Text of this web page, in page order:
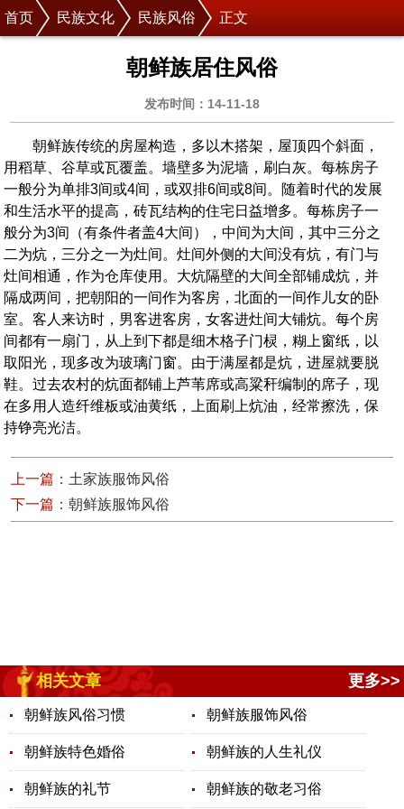
首页 民族文化 民族风俗 正文
朝鲜族居住风俗
发布时间：14-11-18
朝鲜族传统的房屋构造，多以木搭架，屋顶四个斜面，
用稻草、谷草或瓦覆盖。墙壁多为泥墙，刷白灰。每栋房子
一般分为单排3间或4间，或双排6间或8间。随着时代的发展
和生活水平的提高，砖瓦结构的住宅日益增多。每栋房子一
般分为3间（有条件者盖4大间），中间为大间，其中三分之
二为炕，三分之一为灶间。灶间外侧的大间没有炕，有门与
灶间相通，作为仓库使用。大炕隔壁的大间全部铺成炕，并
隔成两间，把朝阳的一间作为客房，北面的一间作儿女的卧
室。客人来访时，男客进客房，女客进灶间大铺炕。每个房
间都有一扇门，从上到下都是细木格子门棂，糊上窗纸，以
取阳光，现多改为玻璃门窗。由于满屋都是炕，进屋就要脱
鞋。过去农村的炕面都铺上芦苇席或高粱秆编制的席子，现
在多用人造纤维板或油黄纸，上面刷上炕油，经常擦洗，保
持铮亮光洁。
上一篇： 土家族服饰风俗
下一篇： 朝鲜族服饰风俗
更多>>
相关文章
朝鲜族风俗习惯 朝鲜族服饰风俗
朝鲜族特色婚俗 朝鲜族的人生礼仪
朝鲜族的礼节 朝鲜族的敬老习俗